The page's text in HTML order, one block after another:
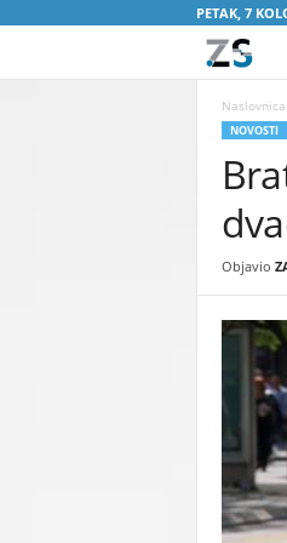
PETAK, 7
A
Naslovnica
NOVOSTI
Objavio